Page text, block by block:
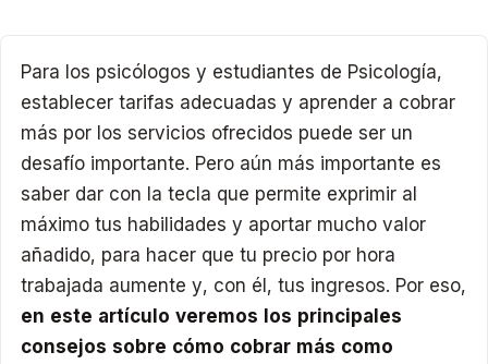
Para los psicólogos y estudiantes de Psicología,
establecer tarifas adecuadas y aprender a cobrar
más por los servicios ofrecidos puede ser un
desafío importante. Pero aún más importante es
saber dar con la tecla que permite exprimir al
máximo tus habilidades y aportar mucho valor
añadido, para hacer que tu precio por hora
trabajada aumente y, con él, tus ingresos. Por eso,
en este artículo veremos los principales
consejos sobre cómo cobrar más como